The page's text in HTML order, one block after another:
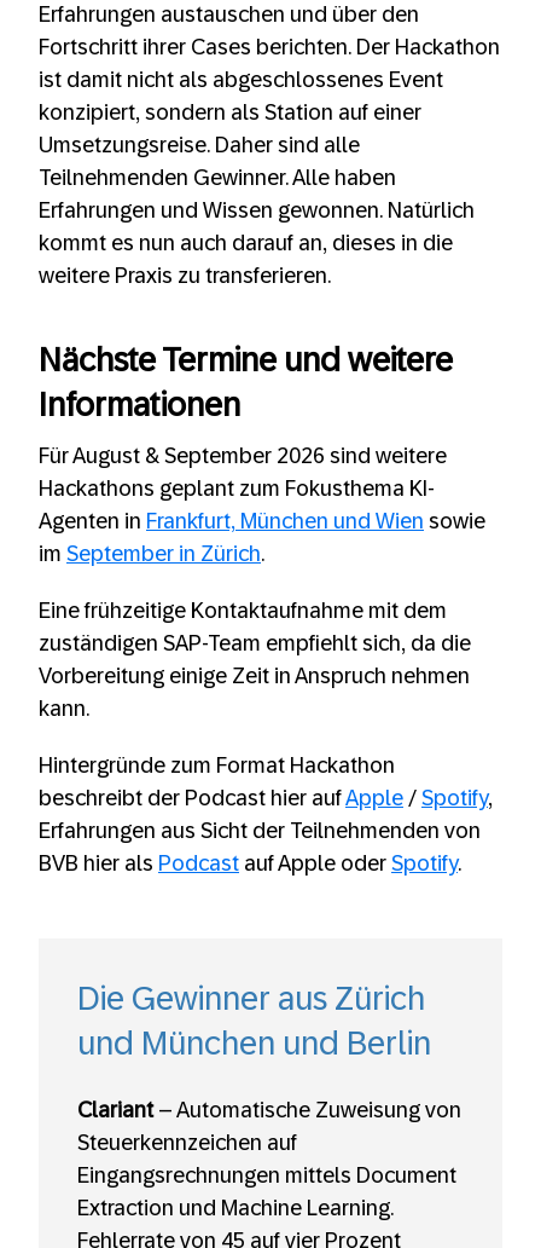
Erfahrungen austauschen und über den
Fortschritt ihrer Cases berichten. Der Hackathon
ist damit nicht als abgeschlossenes Event
konzipiert, sondern als Station auf einer
Umsetzungsreise. Daher sind alle
Teilnehmenden Gewinner. Alle haben
Erfahrungen und Wissen gewonnen. Natürlich
kommt es nun auch darauf an, dieses in die
weitere Praxis zu transferieren.
Nächste Termine und weitere
Informationen
Für August & September 2026 sind weitere
Hackathons geplant zum Fokusthema KI-
Agenten in Frankfurt, München und Wien sowie
im September in Zürich.
Eine frühzeitige Kontaktaufnahme mit dem
zuständigen SAP-Team empfiehlt sich, da die
Vorbereitung einige Zeit in Anspruch nehmen
kann.
Hintergründe zum Format Hackathon
beschreibt der Podcast hier aufApple / Spotify,
Erfahrungen aus Sicht der Teilnehmenden von
BVB hier als Podcast auf Apple oder Spotify.
Die Gewinner aus Zürich
und München und Berlin
Clariant– Automatische Zuweisung von
Steuerkennzeichen auf
Eingangsrechnungen mittels Document
Extraction und Machine Learning.
Fehlerrate von 45 auf vier Prozent